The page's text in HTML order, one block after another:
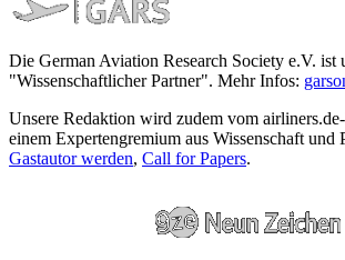
Die German Aviation Research Society e.V. ist
"Wissenschaftlicher Partner". Mehr Infos:
Unsere Redaktion wird zudem vom
einem Expertengremium aus Wissenschaft und
Gastautor werden, Call for Papers.